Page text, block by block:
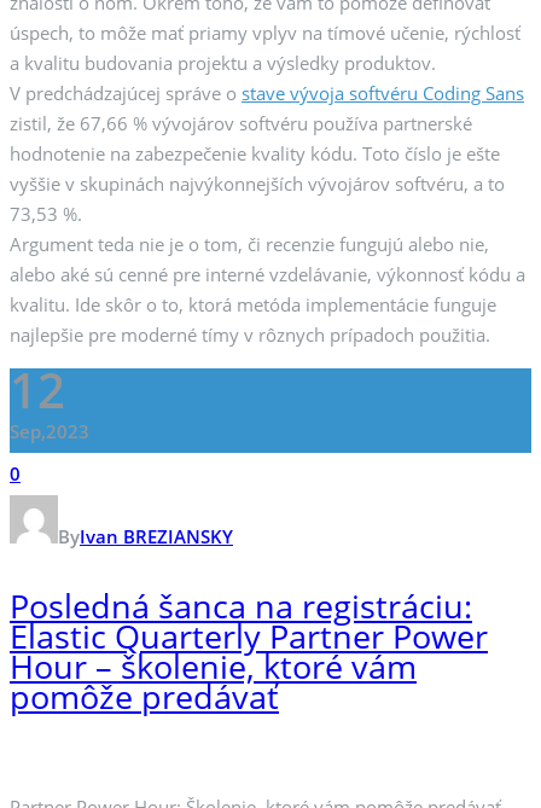
úspech, to môže mať priamy vplyv na tímové učenie, rýchlosť
a kvalitu budovania projektu a výsledky produktov.
V predchádzajúcej správe o stave vývoja softvéru Coding Sans
zistil, že 67,66 % vývojárov softvéru používa partnerské
hodnotenie na zabezpečenie kvality kódu. Toto číslo je ešte
vyššie v skupinách najvýkonnejších vývojárov softvéru, a to
73,53 %.
Argument teda nie je o tom, či recenzie fungujú alebo nie,
alebo aké sú cenné pre interné vzdelávanie, výkonnosť kódu a
kvalitu. Ide skôr o to, ktorá metóda implementácie funguje
najlepšie pre moderné tímy v rôznych prípadoch použitia.
12
Sep,2023
0
ByIvan BREZIANSKY
Posledná šanca na registráciu:
Elastic Quarterly Partner Power
Hour – školenie, ktoré vám
pomôže predávať